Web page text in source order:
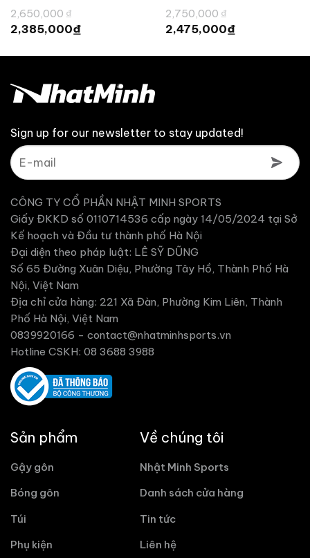
TaylorMade TL829
2,650,000 ₫
gốc
là:
2,385,000₫
là:
TaylorMade TL828
2,750,000 ₫
gốc
là:
2,475,000₫
là:
Sign up for our newsletter to stay updated!
CÔNG TY CỔ PHẦN NHẬT MINH SPORTS
Giấy ĐKKD số 0110714536 cấp ngày 14/05/2024 tại Sở
Kế hoạch và Đầu tư thành phố Hà Nội
Đại diện theo pháp luật: LÊ SỸ DŨNG
Số 65 Đường Xuân Diệu, Phường Tây Hồ, Thành Phố Hà
Nội, Việt Nam
Địa chỉ cửa hàng: 221 Xã Đàn, Phường Kim Liên, Thành
Phố Hà Nội, Việt Nam
0839920166 - contact@nhatminhsports.vn
Hotline CSKH: 08 3688 3988
Sản phẩm
Gậy gôn
Bóng gôn
Túi
Phụ kiện
Về chúng tôi
Nhật Minh Sports
Danh sách cửa hàng
Tin tức
Liên hệ